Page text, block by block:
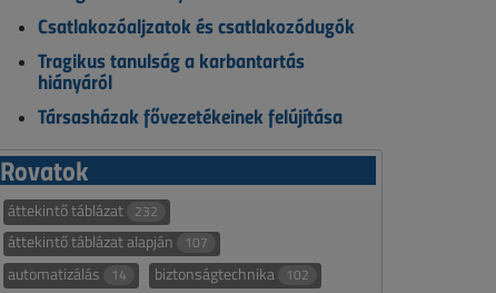
Csatlakozóaljzatok és csatlakozódugók
Tragikus tanulság a karbantartás
hiányáról
Társasházak fővezetékeinek felújítása
Rovatok
áttekintő táblázat 232
áttekintő táblázat alapján 107
automatizálás 14 biztonságtechnika 102